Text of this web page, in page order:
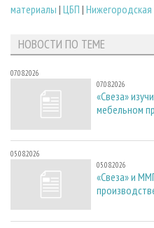
материалы | ЦБП | Нижегородская
НОВОСТИ ПО ТЕМЕ
07.08.2026
07.08.2026
«Свеза»
мебельном
05.08.2026
05.08.2026
«Свеза» и